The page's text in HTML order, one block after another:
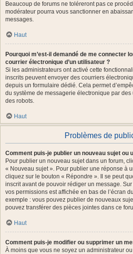
Beaucoup de forums ne toléreront pas ce
modérateur pourra vous sanctionner en
messages.
Haut
Pourquoi m’est-il demandé de me connecter
courrier électronique d’un utilisateur ?
Si les administrateurs ont activé cette
inscrits peuvent envoyer des courriers
depuis un formulaire dédié. Cela permet
du système de messagerie électronique par
des robots.
Haut
Problèmes de
Comment puis-je publier un nouveau sujet ou
Pour publier un nouveau sujet dans un forum,
« Nouveau sujet ». Pour publier une réponse à
cliquez sur le bouton « Répondre ». Il se peut
inscrit avant de pouvoir rédiger un message.
vos permissions est affichée en bas de l’écran
exemple : vous pouvez publier de nouveaux
pouvez transférer des pièces jointes dans ce
Haut
Comment puis-je modifier ou supprimer un
À moins que vous ne soyez un administrateur